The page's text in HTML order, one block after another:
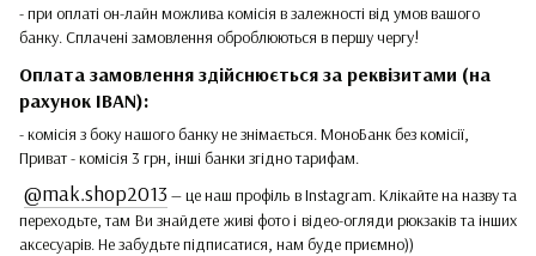
- при оплаті он-лайн можлива комісія в залежності від умов вашого
банку. Сплачені замовлення оброблюються в першу чергу!
Оплата замовлення здійснюється за реквізитами (на
рахунок IBAN):
- комісія з боку нашого банку не знімається. МоноБанк без комісії,
Приват - комісія 3 грн, інші банки згідно тарифам.
@mak.shop2013 — це наш профіль в Instagram. Клікайте на назву та
переходьте, там Ви знайдете живі фото і відео-огляди рюкзаків та інших
аксесуарів. Не забудьте підписатися, нам буде приємно))